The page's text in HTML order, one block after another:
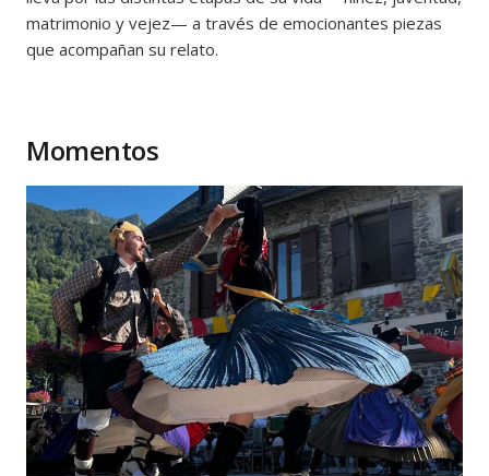
matrimonio y vejez— a través de emocionantes piezas
que acompañan su relato.
Momentos